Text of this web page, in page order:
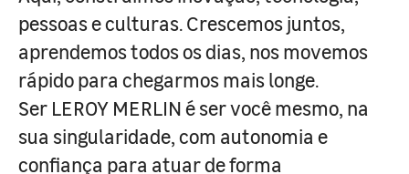
pessoas e culturas. Crescemos juntos,
aprendemos todos os dias, nos movemos
rápido para chegarmos mais longe.
Ser LEROY MERLIN é ser você mesmo, na
sua singularidade, com autonomia e
confiança para atuar de forma